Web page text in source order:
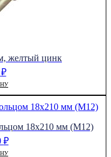
желтый цинк
₽
18х210 мм (М12)
₽